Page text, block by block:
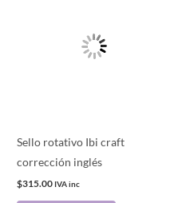
Sello rotativo Ibi craft
corrección inglés
$315.00 IVA inc